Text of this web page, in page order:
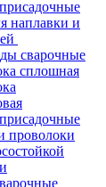
наплавки и
сварочные
сплошная
проволоки